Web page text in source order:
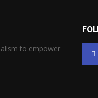
to empower